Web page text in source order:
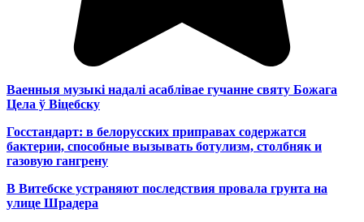
Ваенныя музыкі надалі асаблівае гучанне святу Божага
Цела ў Віцебску
Госстандарт: в белорусских приправах содержатся
бактерии, способные вызывать ботулизм, столбняк и
газовую гангрену
В Витебске устраняют последствия провала грунта на
улице Шрадера